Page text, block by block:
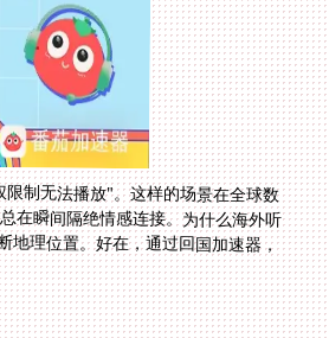
制无法播放"。这样的场景在全球数
瞬间隔绝情感连接。为什么海外听
地理位置。好在，通过回国加速器，